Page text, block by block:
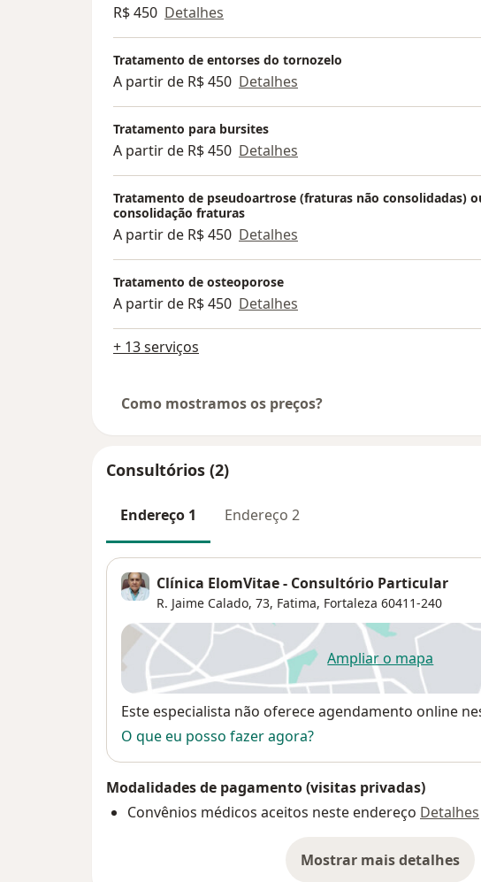
R$ 450 Detalhes
Tratamento de entorses do tornozelo
A partir de R$ 450 Detalhes
Tratamento para bursites
A partir de R$ 450 Detalhes
Tratamento de pseudoartrose (fraturas não consolidadas)
consolidação fraturas
A partir de R$ 450 Detalhes
Tratamento de osteoporose
A partir de R$ 450 Detalhes
+ 13 serviços
Como mostramos os preços?
Consultórios (2)
Endereço 1 Endereço 2
Clínica ElomVitae - Consultório Particular
R. Jaime Calado, 73, Fatima, Fortaleza 60411-240
Ampliar o mapa
abre num
Disponibilidade
Este especialista não oferece agendamento online
O que eu posso fazer agora?
Modalidades de pagamento (visitas privadas)
Convênios médicos aceitos neste endereço Detalhes
Mostrar mais detalhes
sobre o